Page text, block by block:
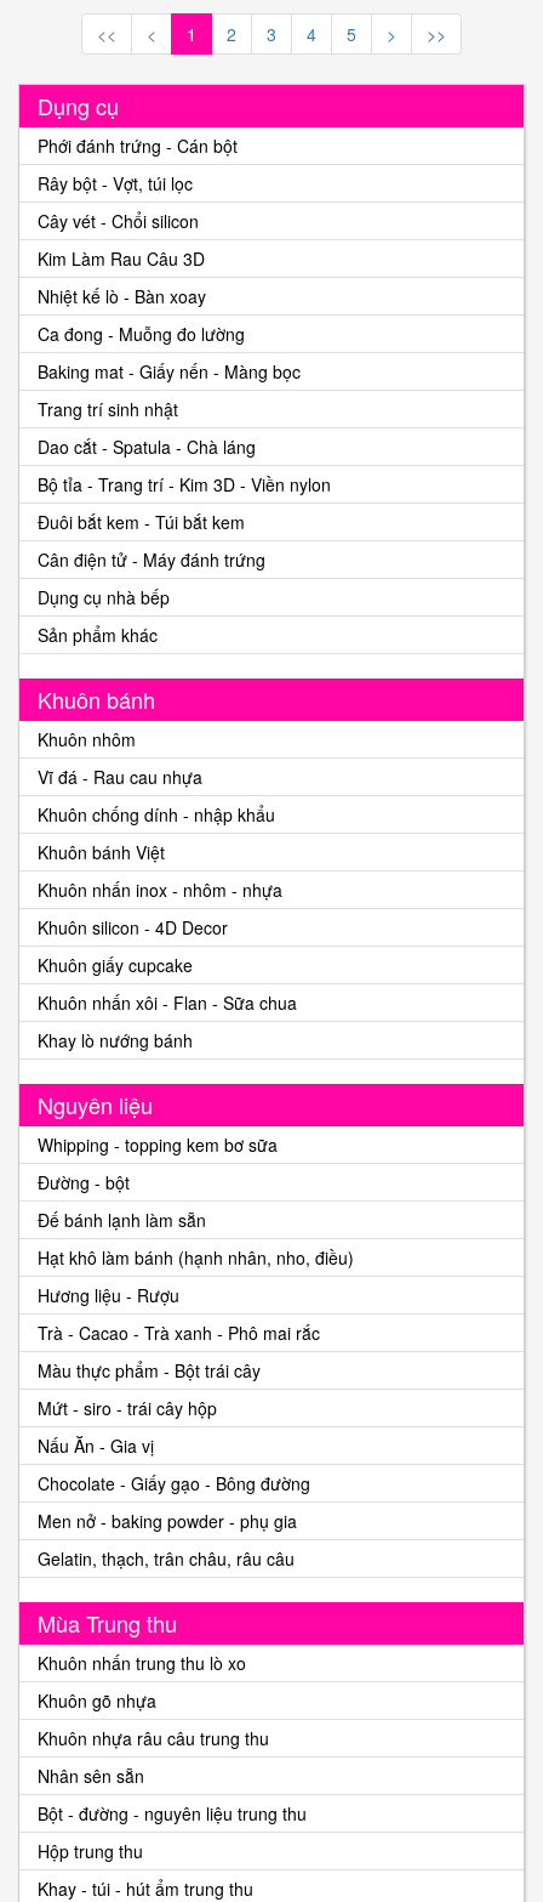
<< < 1 2 3 4 5 > >>
Dụng cụ
Phới đánh trứng - Cán bột
Rây bột - Vợt, túi lọc
Cây vét - Chổi silicon
Kim Làm Rau Câu 3D
Nhiệt kế lò - Bàn xoay
Ca đong - Muỗng đo lường
Baking mat - Giấy nến - Màng bọc
Trang trí sinh nhật
Dao cắt - Spatula - Chà láng
Bộ tỉa - Trang trí - Kim 3D - Viền nylon
Đuôi bắt kem - Túi bắt kem
Cân điện tử - Máy đánh trứng
Dụng cụ nhà bếp
Sản phẩm khác
Khuôn bánh
Khuôn nhôm
Vĩ đá - Rau cau nhựa
Khuôn chống dính - nhập khẩu
Khuôn bánh Việt
Khuôn nhấn inox - nhôm - nhựa
Khuôn silicon - 4D Decor
Khuôn giấy cupcake
Khuôn nhấn xôi - Flan - Sữa chua
Khay lò nướng bánh
Nguyên liệu
Whipping - topping kem bơ sữa
Đường - bột
Đế bánh lạnh làm sẵn
Hạt khô làm bánh (hạnh nhân, nho, điều)
Hương liệu - Rượu
Trà - Cacao - Trà xanh - Phô mai rắc
Màu thực phẩm - Bột trái cây
Mứt - siro - trái cây hộp
Nấu Ăn - Gia vị
Chocolate - Giấy gạo - Bông đường
Men nở - baking powder - phụ gia
Gelatin, thạch, trân châu, râu câu
Mùa Trung thu
Khuôn nhấn trung thu lò xo
Khuôn gõ nhựa
Khuôn nhựa râu câu trung thu
Nhân sên sẵn
Bột - đường - nguyên liệu trung thu
Hộp trung thu
Khay - túi - hút ẩm trung thu